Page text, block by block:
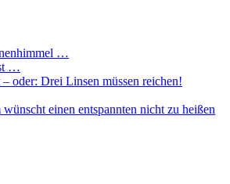
…
…
oder: Drei Linsen müssen reichen!
einen entspannten nicht zu heißen